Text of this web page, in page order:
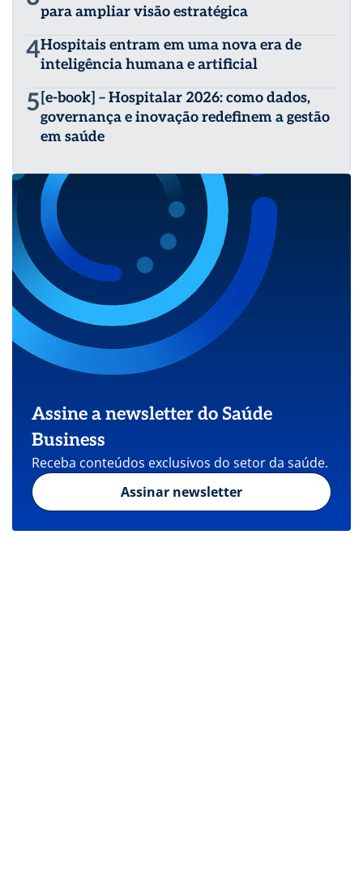
para ampliar visão estratégica
4Hospitais entram em uma nova era de
inteligência humana e artificial
5 [e-book] – Hospitalar 2026: como dados,
governança e inovação redefinem a gestão
em saúde
Assine a newsletter do Saúde
Business
Receba conteúdos exclusivos do setor da saúde.
Assinar newsletter